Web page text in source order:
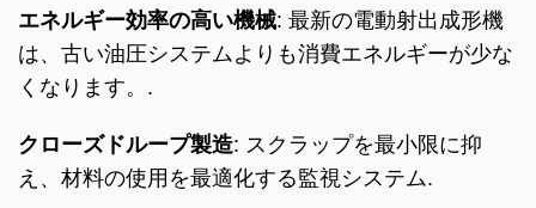
エネルギー効率の高い機械: 最新の電動射出成形機
は、古い油圧システムよりも消費エネルギーが少な
くなります。.
クローズドループ製造: スクラップを最小限に抑
え、材料の使用を最適化する監視システム.